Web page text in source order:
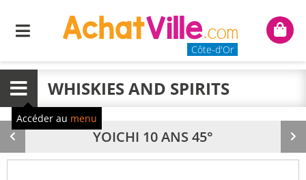
Menu
Côte-d'Or
Mon
Menu WHISKIES AND SPIRITS
Accéder au menu
Produit
précédent
YOICHI 10 ANS 45°